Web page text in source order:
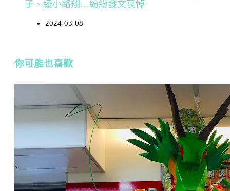
子、綾小路翔…紛紛發文哀悼
2024-03-08
你可能也喜歡